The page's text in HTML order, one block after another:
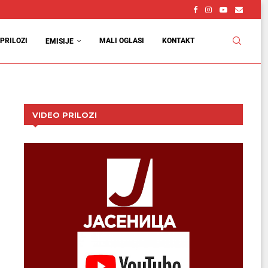
PRILOZI EMISIJE MALI OGLASI KONTAKT
VIDEO PRILOZI